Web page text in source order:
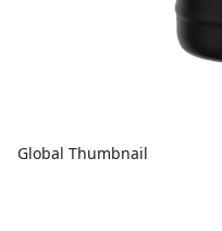
Global Thumbnail